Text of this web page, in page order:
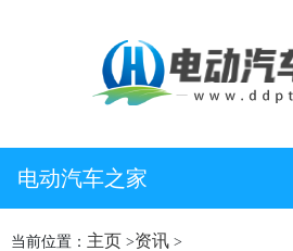
电动汽车之家
当前位置： 主页 >资讯 >